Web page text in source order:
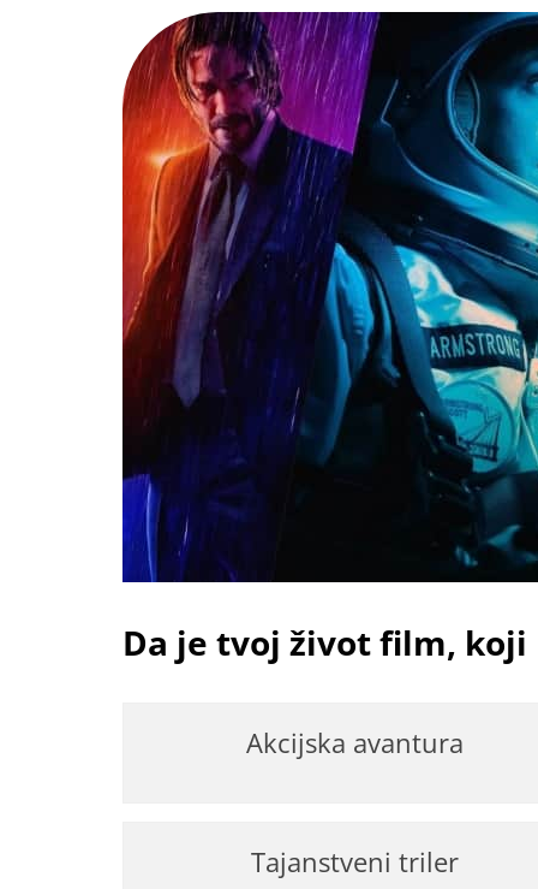
Da je tvoj život film, koji
Akcijska avantura
Tajanstveni triler